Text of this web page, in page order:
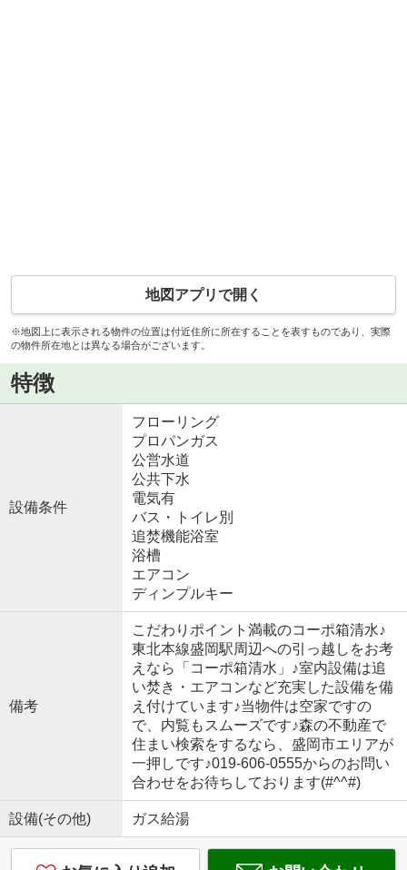
地図アプリで開く
※地図上に表示される物件の位置は付近住所に所在することを表すものであり、実際
の物件所在地とは異なる場合がございます。
特徴
設備条件
フローリング
プロパンガス
公営水道
公共下水
電気有
バス・トイレ別
追焚機能浴室
浴槽
エアコン
ディンプルキー
備考
こだわりポイント満載のコーポ箱清水♪
東北本線盛岡駅周辺への引っ越しをお考
えなら「コーポ箱清水」♪室内設備は追
い焚き・エアコンなど充実した設備を備
え付けています♪当物件は空家ですの
で、内覧もスムーズです♪森の不動産で
住まい検索をするなら、盛岡市エリアが
一押しです♪019-606-0555からのお問い
合わせをお待ちしております(#^^#)
設備(その他) ガス給湯